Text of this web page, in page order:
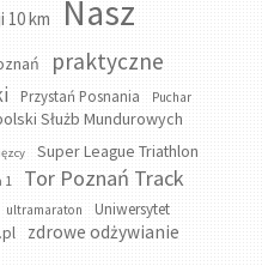
km
Nasz
praktyczne
Przystań Posnania
Puchar
Służb Mundurowych
Super League Triathlon
1
Tor Poznań Track
ultramaraton
Uniwersytet
zdrowe odżywianie